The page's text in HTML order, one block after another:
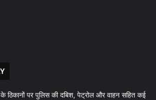
के ठिकानों पर पुलिस की दबिश, पेट्रोल और वाहन सहित कई